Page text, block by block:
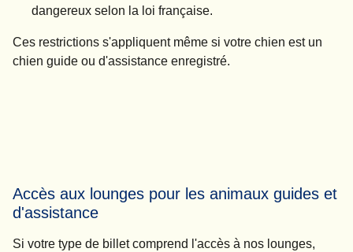
dangereux selon la loi française.
Ces restrictions s'appliquent même si votre chien est un
chien guide ou d'assistance enregistré.
Accès aux lounges pour les animaux guides et
d'assistance
Si votre type de billet comprend l'accès à nos lounges,